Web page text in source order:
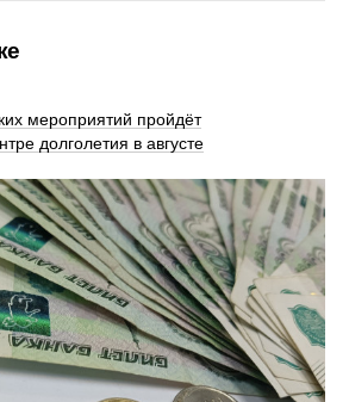
мероприятий пройдёт
долголетия в августе